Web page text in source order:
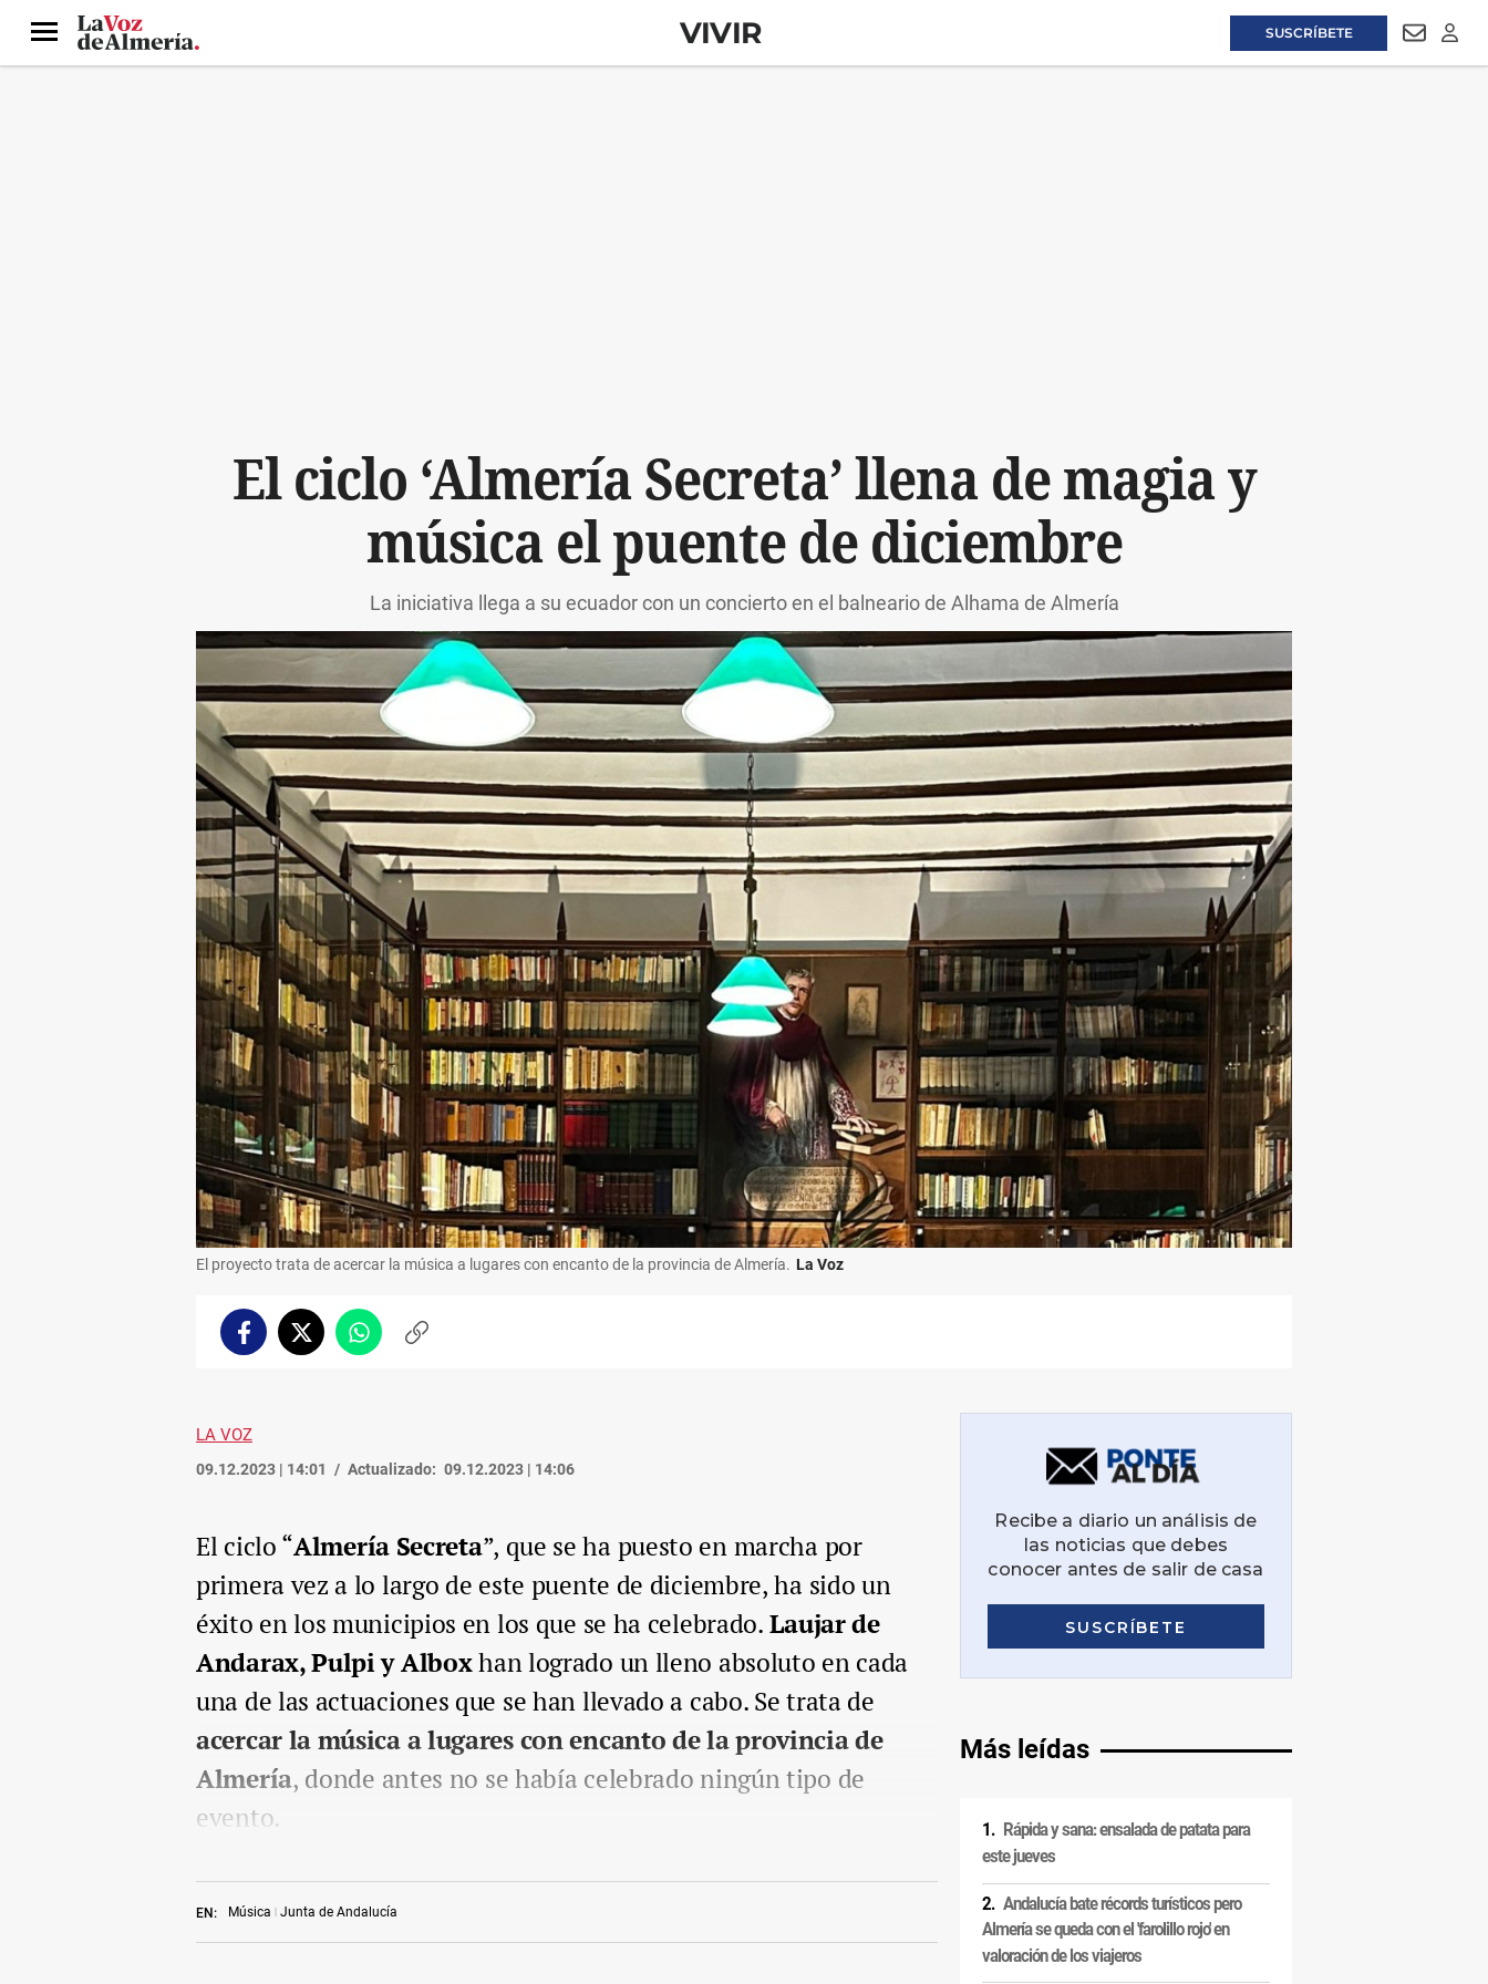
SUSCRÍBETE
Menú VIVIR
El ciclo ‘Almería Secreta’ llena de magia y
música el puente de diciembre
La iniciativa llega a su ecuador con un concierto en el balneario de Alhama de Almería
El proyecto trata de acercar la música a lugares con encanto de la provincia de Almería. La Voz
FacebookTwitterWhatsappCopiar
LA VOZ
09.12.2023 | 14:01 Actualizado: 09.12.2023 | 14:06
EN: Música Junta de Andalucía
El ciclo “Almería Secreta”, que se ha puesto en marcha por
primera vez a lo largo de este puente de diciembre, ha sido un
éxito en los municipios en los que se ha celebrado.Laujar de
Andarax, Pulpi y Alboxhan logrado un lleno absoluto en cada
una de las actuaciones que se han llevado a cabo. Se trata de
acercar la música a lugares con encanto de la provincia de
Almería, donde antes no se había celebrado ningún tipo de
evento.
Más leídas
Rápida y sana: ensalada de patata para
este jueves
Andalucía bate récords turísticos pero
Almería se queda con el 'farolillo rojo' en
valoración de los viajeros